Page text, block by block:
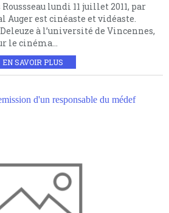
lundi 11 juillet 2011, par
Auger est cinéaste et vidéaste.
à l’université de Vincennes,
le cinéma...
EN SAVOIR PLUS
d'un responsable du médef